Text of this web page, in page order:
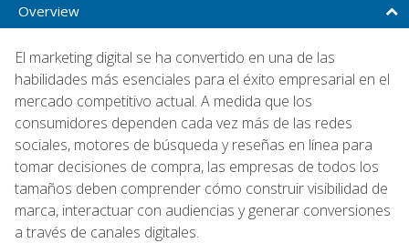
Overview
El marketing digital se ha convertido en una de las
habilidades más esenciales para el éxito empresarial en el
mercado competitivo actual. A medida que los
consumidores dependen cada vez más de las redes
sociales, motores de búsqueda y reseñas en línea para
tomar decisiones de compra, las empresas de todos los
tamaños deben comprender cómo construir visibilidad de
marca, interactuar con audiencias y generar conversiones
a través de canales digitales.